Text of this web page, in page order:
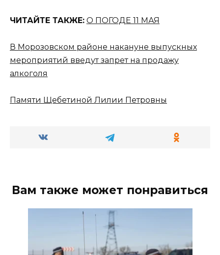
ЧИТАЙТЕ ТАКЖЕ: О ПОГОДЕ 11 МАЯ
В Морозовском районе накануне выпускных
мероприятий введут запрет на продажу
алкоголя
Памяти Щебетиной Лилии Петровны
Вам также может понравиться